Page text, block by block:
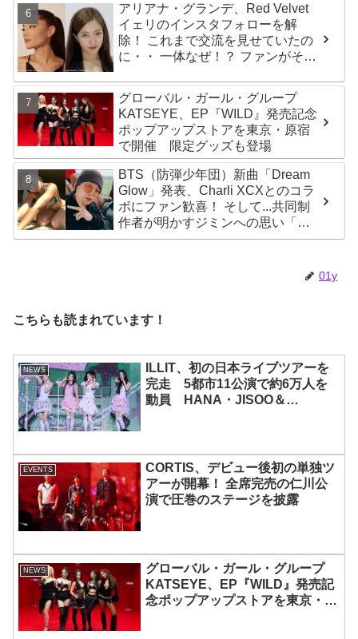
アリアナ・グランデ、Red Velvet
イェリのインスタフォローを解
除！ これまで交流を見せていたの
に・・ 一体なぜ！？ ファンがその
グローバル・ガール・グループ
KATSEYE、EP『WILD』発売記念
ポップアップストアを東京・原宿
で開催 限定グッズも登場
BTS（防弾少年団）新曲「Dream
Glow」発表、Charli XCXとのコラ
ボにファン歓喜！ そして...共同制
作者が明かすジミンへの思い「彼
の夢、そして彼の絶望から生まれ
01y
こちらも読まれています！
NEWS
ILLIT、初の日本ライブツアーを
完走 5都市11公演で約6万人を
動員 HANA・JISOO＆
EVENTS
CORTIS、デビュー後初の単独ツ
アーが開幕！ 全席完売の仁川公
演で圧巻のステージを披露
NEWS
グローバル・ガール・グループ
KATSEYE、EP『WILD』発売記
念ポップアップストアを東京・原